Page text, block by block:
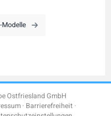
Ostfriesland GmbH
Barrierefreiheit